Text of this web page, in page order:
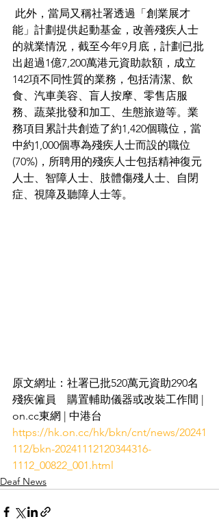
能」計劃提供起動基金，改善殘疾人士
的就業情況，截至今年9月底，計劃已批
出超過1億7,200萬港元資助款額，成立
142項不同性質的業務，包括清潔、飲
食、汽車美容、盲人按摩、零售店服
務、蔬菜批發和加工、生態旅遊等。業
務項目累計共創造了約1,420個職位，當
中約1,000個專為殘疾人士而設的職位
(70%)，所聘用的殘疾人士包括精神復元
人士、智障人士、肢體傷殘人士、自閉
症、視障及聽障人士等。
原文網址：社署已批520萬元資助290名
殘疾僱員　購置輔助儀器或改裝工作間 |
on.cc東網 | 中港台
https://hk.on.cc/hk/bkn/cnt/news/20241
112/bkn-20241112120344316-
1112_00822_001.html
Deaf News